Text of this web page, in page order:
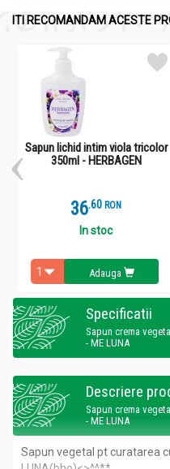
ITI RECOMANDAM ACESTE
Sapun lichid intim viola tricolor
350ml - HERBAGEN
36.6 RON
In stoc
Adauga
Specificatii
Sapun crema
- ME LUNA
Descriere
Sapun crema
- ME LUNA
Sapun vegetal pt curatarea